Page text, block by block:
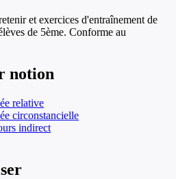
et exercices d'entraînement de
de 5ème. Conforme au
notion
relative
circonstancielle
indirect